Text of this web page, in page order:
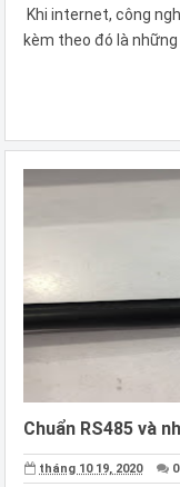
Khi internet, công
kèm theo đó là những
Chuẩn RS485 và
tháng 10 19, 2020